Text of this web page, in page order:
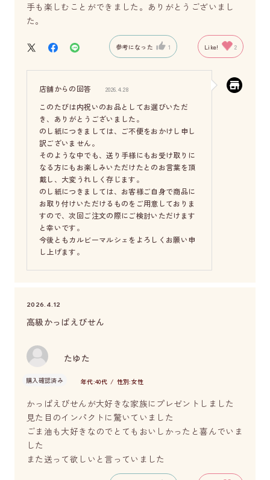
手も楽しむことができました。ありがとうございまし
た。
参考になった 1 Like! 2
店舗からの回答 2026.4.28
このたびは内祝いのお品としてお選びいただ
き、ありがとうございました。
のし紙につきましては、ご不便をおかけし申し
訳ございません。
そのような中でも、送り手様にもお受け取りに
なる方にもお楽しみいただけたとのお言葉を頂
戴し、大変うれしく存じます。
のし紙につきましては、お客様ご自身で商品に
お取り付けいただけるものをご用意しておりま
すので、次回ご注文の際にご検討いただけます
と幸いです。
今後ともカルビーマルシェをよろしくお願い申
し上げます。
2026.4.12
高級かっぱえびせん
たゆた
購入確認済み 年代:40代 性別:女性
かっぱえびせんが大好きな家族にプレゼントしました
見た目のインパクトに驚いていました
ごま油も大好きなのでとてもおいしかったと喜んでいま
した
また送って欲しいと言っていました